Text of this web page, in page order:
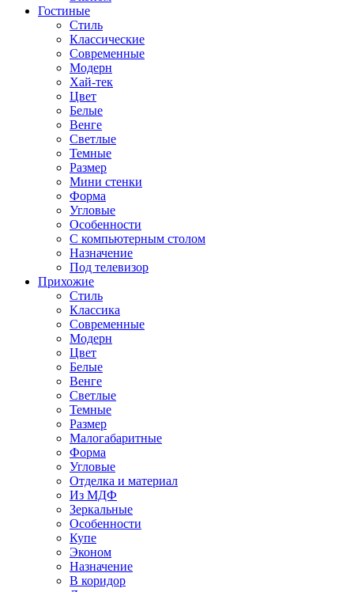
Гостиные
Стиль
Классические
Современные
Модерн
Хай-тек
Цвет
Белые
Венге
Светлые
Темные
Размер
Мини стенки
Форма
Угловые
Особенности
С компьютерным столом
Назначение
Под телевизор
Прихожие
Стиль
Классика
Современные
Модерн
Цвет
Белые
Венге
Светлые
Темные
Размер
Малогабаритные
Форма
Угловые
Отделка и материал
Из МДФ
Зеркальные
Особенности
Купе
Эконом
Назначение
В коридор